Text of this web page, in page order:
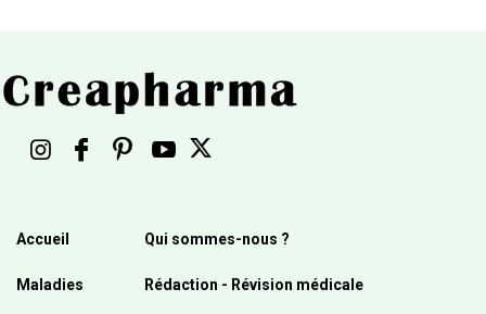
Accueil
Maladies
Qui sommes-nous ?
Rédaction - Révision médicale